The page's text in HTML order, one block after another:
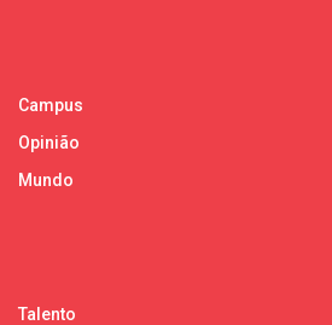
Campus
Opinião
Mundo
Talento